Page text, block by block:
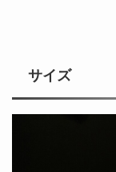
サイズ